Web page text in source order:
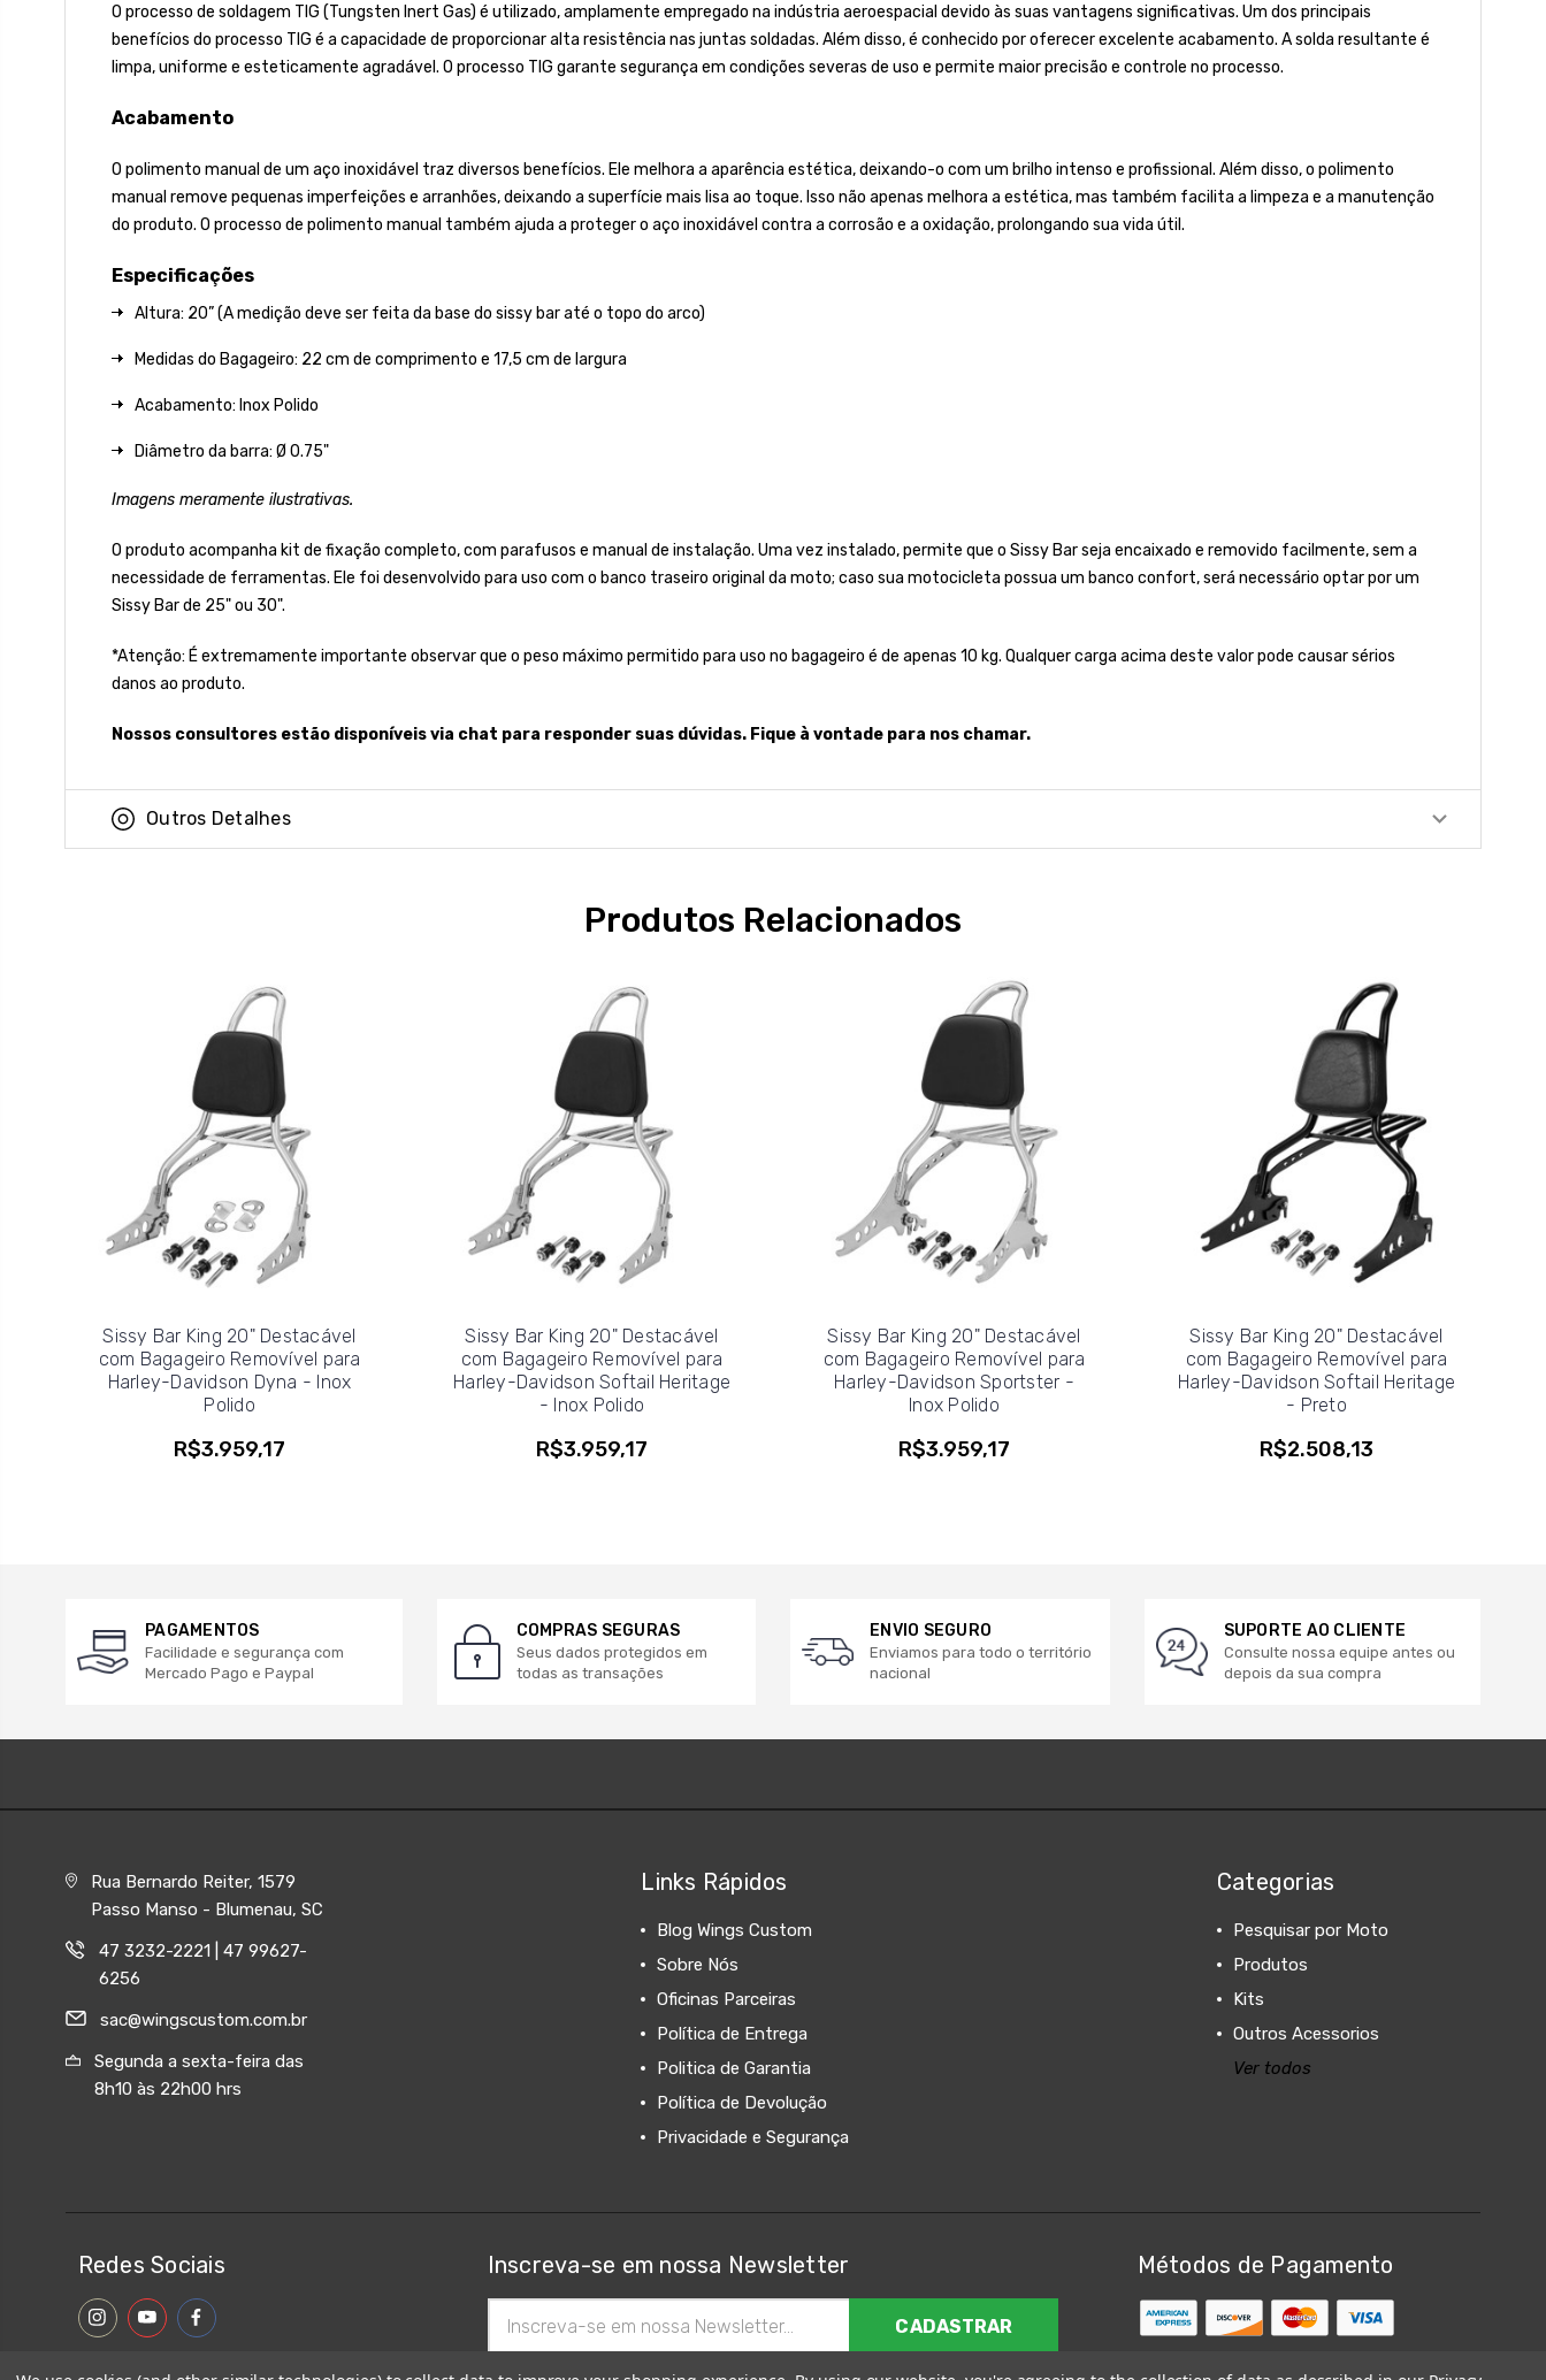
O processo de soldagem TIG (Tungsten Inert Gas) é utilizado, amplamente empregado na indústria aeroespacial devido às suas vantagens significativas. Um dos principais
benefícios do processo TIG é a capacidade de proporcionar alta resistência nas juntas soldadas. Além disso, é conhecido por oferecer excelente acabamento. A solda resultante é
limpa, uniforme e esteticamente agradável. O processo TIG garante segurança em condições severas de uso e permite maior precisão e controle no processo.
Acabamento
O polimento manual de um aço inoxidável traz diversos benefícios. Ele melhora a aparência estética, deixando-o com um brilho intenso e profissional. Além disso, o polimento
manual remove pequenas imperfeições e arranhões, deixando a superfície mais lisa ao toque. Isso não apenas melhora a estética, mas também facilita a limpeza e a manutenção
do produto. O processo de polimento manual também ajuda a proteger o aço inoxidável contra a corrosão e a oxidação, prolongando sua vida útil.
Especificações
Altura: 20” (A medição deve ser feita da base do sissy bar até o topo do arco)
Medidas do Bagageiro: 22 cm de comprimento e 17,5 cm de largura
Acabamento: Inox Polido
Diâmetro da barra: Ø 0.75"
Imagens meramente ilustrativas.
O produto acompanha kit de fixação completo, com parafusos e manual de instalação. Uma vez instalado, permite que o Sissy Bar seja encaixado e removido facilmente, sem a
necessidade de ferramentas. Ele foi desenvolvido para uso com o banco traseiro original da moto; caso sua motocicleta possua um banco confort, será necessário optar por um
Sissy Bar de 25" ou 30".
*Atenção: É extremamente importante observar que o peso máximo permitido para uso no bagageiro é de apenas 10 kg. Qualquer carga acima deste valor pode causar sérios
danos ao produto.
Nossos consultores estão disponíveis via chat para responder suas dúvidas. Fique à vontade para nos chamar.
Outros Detalhes
Produtos Relacionados
Sissy Bar King 20" Destacável
com Bagageiro Removível para
Harley-Davidson Dyna - Inox
Polido
R$3.959,17
Sissy Bar King 20" Destacável
com Bagageiro Removível para
Harley-Davidson Softail Heritage
- Inox Polido
R$3.959,17
Sissy Bar King 20" Destacável
com Bagageiro Removível para
Harley-Davidson Sportster -
Inox Polido
R$3.959,17
Sissy Bar King 20" Destacável
com Bagageiro Removível para
Harley-Davidson Softail Heritage
- Preto
R$2.508,13
PAGAMENTOS
Facilidade e segurança com
Mercado Pago e Paypal
COMPRAS SEGURAS
Seus dados protegidos em
todas as transações
ENVIO SEGURO
Enviamos para todo o território
nacional
SUPORTE AO CLIENTE
Consulte nossa equipe antes ou
depois da sua compra
Rua Bernardo Reiter, 1579
Passo Manso - Blumenau, SC
47 3232-2221 | 47 99627-
6256
sac@wingscustom.com.br
Segunda a sexta-feira das
8h10 às 22h00 hrs
Links Rápidos
Blog Wings Custom
Sobre Nós
Oficinas Parceiras
Política de Entrega
Politica de Garantia
Política de Devolução
Privacidade e Segurança
Categorias
Pesquisar por Moto
Produtos
Kits
Outros Acessorios
Ver todos
Redes Sociais Inscreva-se em nossa Newsletter Métodos de Pagamento